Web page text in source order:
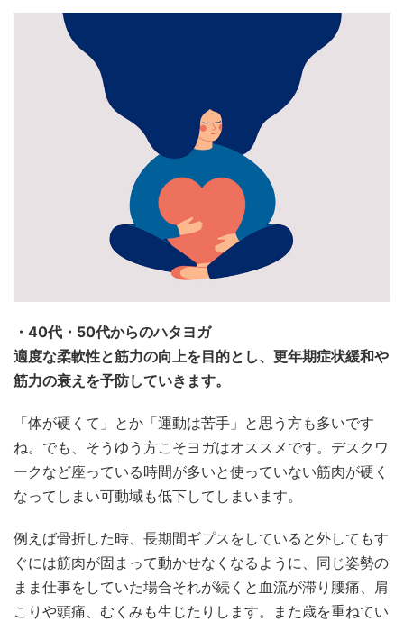
・40代・50代からのハタヨガ
適度な柔軟性と筋力の向上を目的とし、更年期症状緩和や
筋力の衰えを予防していきます。
「体が硬くて」とか「運動は苦手」と思う方も多いです
ね。でも、そうゆう方こそヨガはオススメです。デスクワ
ークなど座っている時間が多いと使っていない筋肉が硬く
なってしまい可動域も低下してしまいます。
例えば骨折した時、長期間ギプスをしていると外してもす
ぐには筋肉が固まって動かせなくなるように、同じ姿勢の
まま仕事をしていた場合それが続くと血流が滞り腰痛、肩
こりや頭痛、むくみも生じたりします。また歳を重ねてい